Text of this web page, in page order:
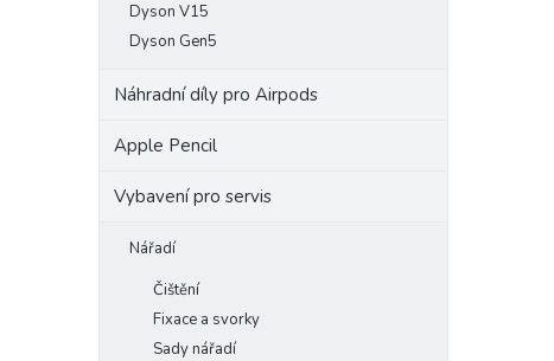
Dyson V15
Dyson Gen5
Náhradní díly pro Airpods
Apple Pencil
Vybavení pro servis
Nářadí
Čištění
Fixace a svorky
Sady nářadí